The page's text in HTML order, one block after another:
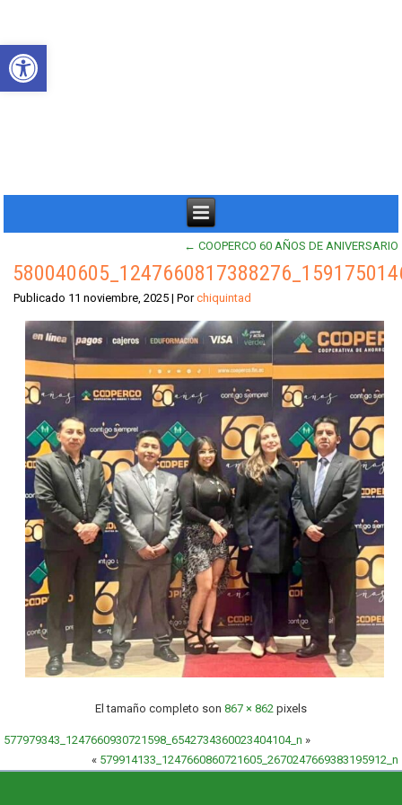
Abrir barra de herramientas
← COOPERCO 60 AÑOS DE ANIVERSARIO
Publicado 11 noviembre, 2025 |Por chiquintad
El tamaño completo son 867 × 862 pixels
577979343_1247660930721598_6542734360023404104_n »
« 579914133_1247660860721605_2670247669383195912_n